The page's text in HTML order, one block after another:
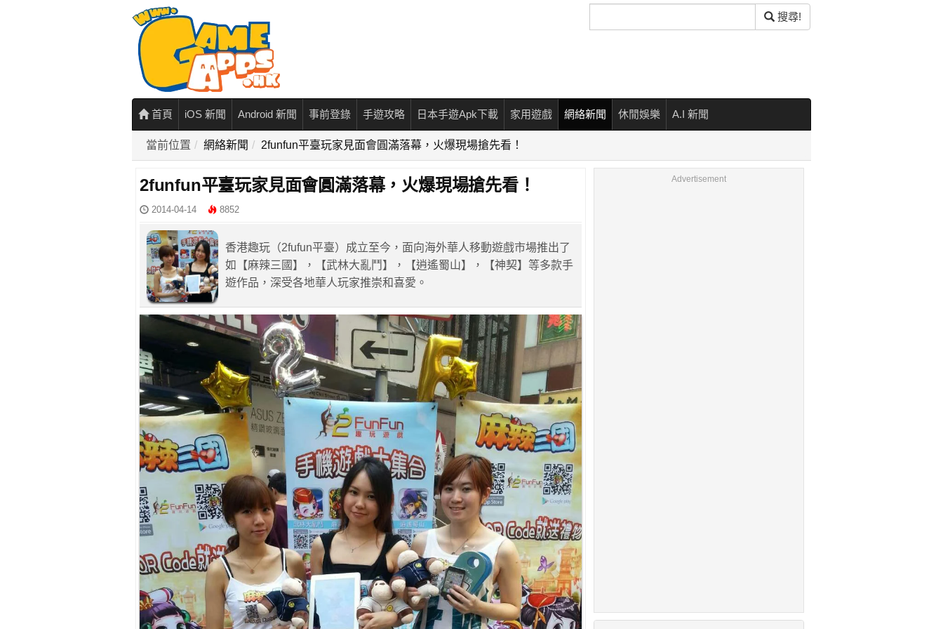
尋
搜尋!
首頁 iOS 新聞 Android 新聞 事前登錄 手遊攻略 日本手遊Apk下載 家用遊戲 網絡新聞 休閒娛樂 A.I 新聞
當前位置 網絡新聞 2funfun平臺玩家見面會圓滿落幕，火爆現場搶先看！
2funfun平臺玩家見面會圓滿落幕，火爆現場搶先看！
2014-04-14 8852
香港趣玩（2fufun平臺）成立至今，面向海外華人移動遊戲市場推出了
如【麻辣三國】，【武林大亂鬥】，【逍遙蜀山】，【神契】等多款手
遊作品，深受各地華人玩家推崇和喜愛。
Advertisement